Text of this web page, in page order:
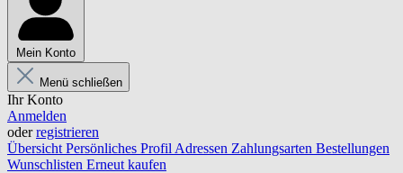
Mein Konto
Menü schließen
Ihr Konto
Anmelden
oderregistrieren
Übersicht Persönliches Profil Adressen Zahlungsarten Bestellungen
Wunschlisten Erneut kaufen